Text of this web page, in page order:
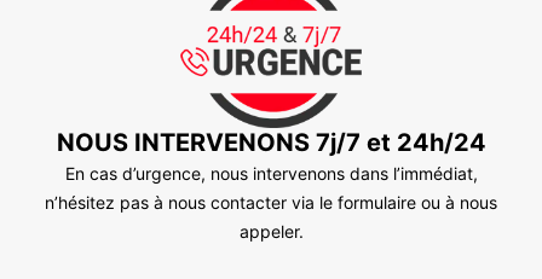
NOUS INTERVENONS 7j/7 et 24h/24
En cas d’urgence, nous intervenons dans l’immédiat,
n’hésitez pas à nous contacter via le formulaire ou à nous
appeler.